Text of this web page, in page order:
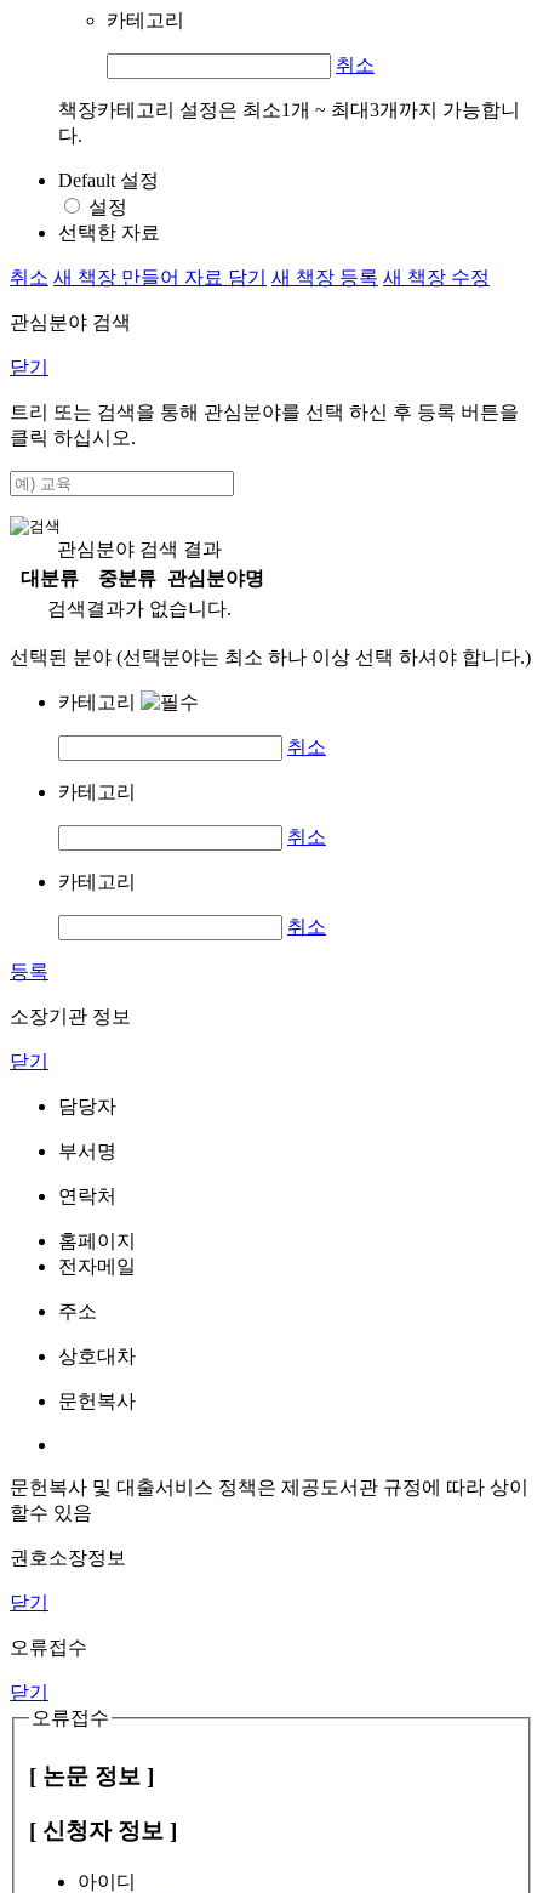
카테고리
취소
책장카테고리 설정은 최소1개 ~ 최대3개까지 가능합니
다.
Default 설정
설정
선택한 자료
취소 새 책장 만들어 자료 담기 새 책장 등록 새 책장 수정
관심분야 검색
닫기
트리 또는 검색을 통해 관심분야를 선택 하신 후 등록 버튼을
클릭 하십시오.
관심분야 검색 결과
대분류
중분류
관심분야명
검색결과가 없습니다.
선택된 분야 (선택분야는 최소 하나 이상 선택 하셔야 합니다.)
카테고리
취소
카테고리
취소
카테고리
취소
등록
소장기관 정보
닫기
담당자
부서명
연락처
홈페이지
전자메일
주소
상호대차
문헌복사
문헌복사 및 대출서비스 정책은 제공도서관 규정에 따라 상이
할수 있음
권호소장정보
닫기
오류접수
닫기
오류접수
[ 논문 정보 ]
[ 신청자 정보 ]
아이디